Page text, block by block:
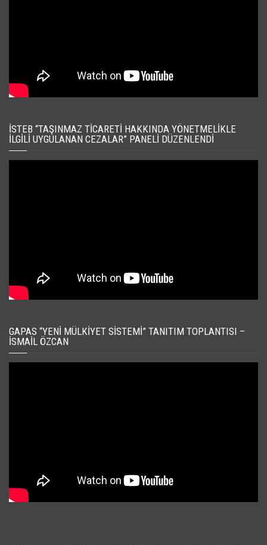
İSTEB “TAŞINMAZ TICARETI HAKKINDA YÖNETMELIKLE
İLGILI UYGULANAN CEZALAR” PANELI DÜZENLENDI
GAPAS “YENI MÜLKIYET SISTEMI” TANITIM TOPLANTISI –
İSMAIL ÖZCAN